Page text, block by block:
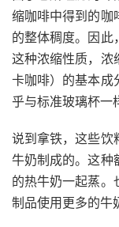
缩咖啡中得到的咖
的整体稠度。因此
这种浓缩性质，浓
卡咖啡）的基本成
乎与标准玻璃杯一
说到拿铁，这些饮
牛奶制成的。这种
的热牛奶一起蒸。
制品使用更多的牛